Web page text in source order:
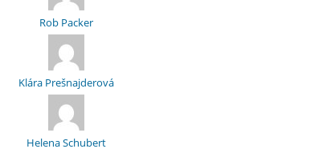
Rob Packer
Klára Prešnajderová
Helena Schubert